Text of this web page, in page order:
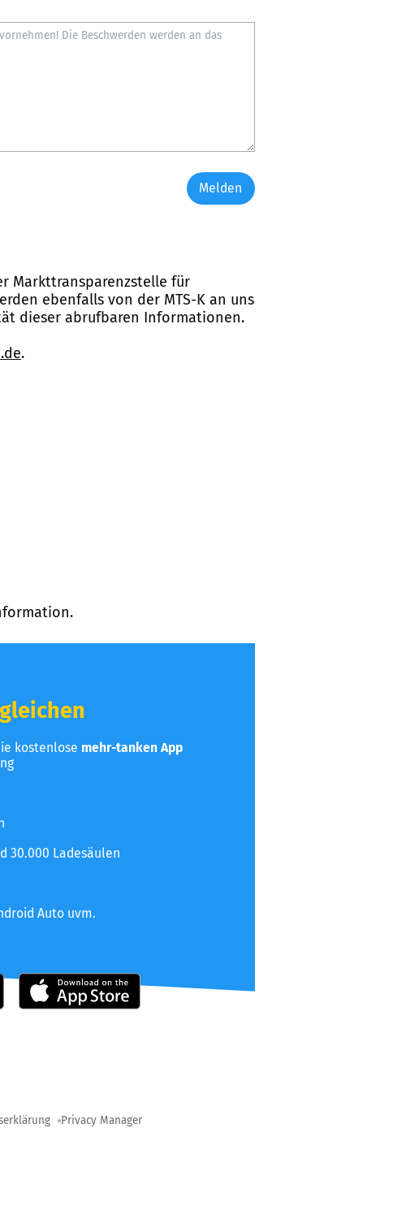
Melden
Markttransparenzstelle für
ebenfalls von der MTS-K an uns
dieser abrufbaren Informationen.
.
kostenlose mehr-tanken App
30.000 Ladesäulen
Auto uvm.
Privacy Manager